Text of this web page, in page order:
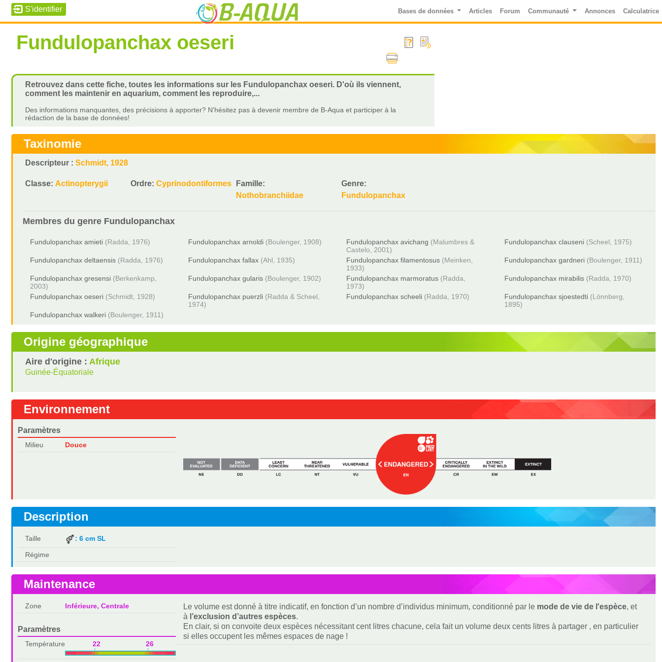
Bases de données Articles Forum Communauté Annonces Calculatrice
Fundulopanchax oeseri
Retrouvez dans cette fiche, toutes les informations sur les Fundulopanchax oeseri. D'où ils viennent,
comment les maintenir en aquarium, comment les reproduire,...
Des informations manquantes, des précisions à apporter? N'hésitez pas à devenir membre de B-Aqua et participer à la
rédaction de la base de données!
Taxinomie
Descripteur :Schmidt, 1928
Classe:Actinopterygii Ordre:Cyprinodontiformes
Famille:
Nothobranchiidae
Genre:
Fundulopanchax
Membres du genre Fundulopanchax
Fundulopanchax amieti (Radda, 1976) Fundulopanchax arnoldi (Boulenger, 1908) Fundulopanchax avichang (Malumbres &
Castelo, 2001)
Fundulopanchax clauseni (Scheel, 1975)
Fundulopanchax deltaensis (Radda, 1976) Fundulopanchax fallax (Ahl, 1935) Fundulopanchax filamentosus (Meinken,
1933)
Fundulopanchax gardneri (Boulenger, 1911)
Fundulopanchax gresensi (Berkenkamp,
2003)
Fundulopanchax gularis (Boulenger, 1902) Fundulopanchax marmoratus (Radda,
1973)
Fundulopanchax mirabilis (Radda, 1970)
Fundulopanchax oeseri (Schmidt, 1928) Fundulopanchax puerzli (Radda & Scheel,
1974)
Fundulopanchax scheeli (Radda, 1970) Fundulopanchax sjoestedti (Lönnberg,
1895)
Fundulopanchax walkeri (Boulenger, 1911)
Origine géographique
Aire d'origine :Afrique
Guinée-Équatoriale
Environnement
Paramètres
Milieu Douce
Description
Taille : 6 cm SL
Régime
Maintenance
Zone Inférieure, Centrale
Paramètres
Température 22 26
Le volume est donné à titre indicatif, en fonction d’un nombre d’individus minimum, conditionné par le mode de vie de l'espèce, et
à l’exclusion d’autres espèces.
En clair, si on convoite deux espèces nécessitant cent litres chacune, cela fait un volume deux cents litres à partager , en particulier
si elles occupent les mêmes espaces de nage !